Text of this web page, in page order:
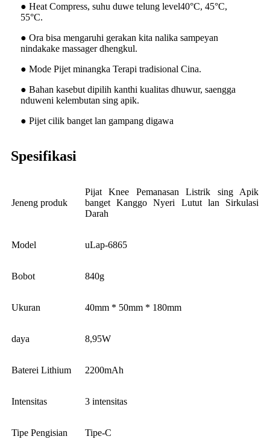
● Heat Compress, suhu duwe telung level40°C, 45°C,
55°C.
● Ora bisa mengaruhi gerakan kita nalika sampeyan
nindakake massager dhengkul.
● Mode Pijet minangka Terapi tradisional Cina.
● Bahan kasebut dipilih kanthi kualitas dhuwur, saengga
nduweni kelembutan sing apik.
● Pijet cilik banget lan gampang digawa
Spesifikasi
Jeneng produk
Pijat Knee Pemanasan Listrik sing Apik
banget Kanggo Nyeri Lutut lan Sirkulasi
Darah
Model uLap-6865
Bobot 840g
Ukuran 40mm * 50mm * 180mm
daya 8,95W
Baterei Lithium 2200mAh
Intensitas 3 intensitas
Tipe Pengisian Tipe-C